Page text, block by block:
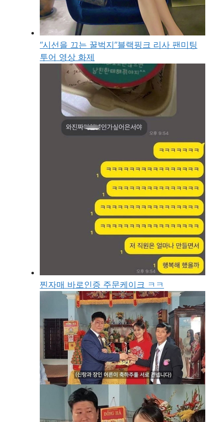
“시선을 끄는 꿀벅지”블랙핑크 리사 팬미팅
투어 영상 화제
찐자매 바로인증 주문케이크 ㅋㅋ